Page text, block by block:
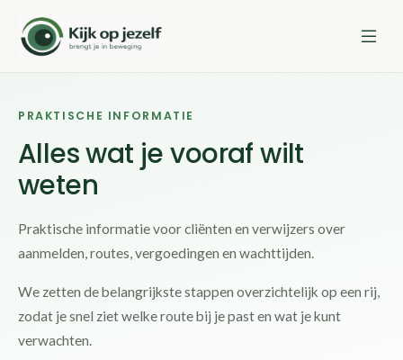
PRAKTISCHE INFORMATIE
Alles wat je vooraf wilt
weten
Praktische informatie voor cliënten en verwijzers over
aanmelden, routes, vergoedingen en wachttijden.
We zetten de belangrijkste stappen overzichtelijk op een rij,
zodat je snel ziet welke route bij je past en wat je kunt
verwachten.